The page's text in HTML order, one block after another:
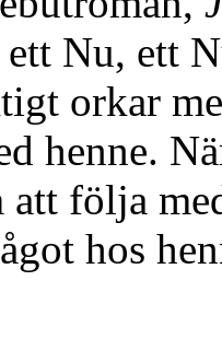
Nu, ett
orkar
henne.
att följa
hos